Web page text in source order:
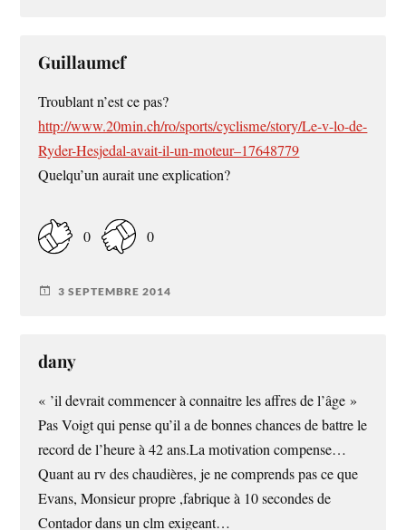
Guillaumef
Troublant n’est ce pas?
http://www.20min.ch/ro/sports/cyclisme/story/Le-v-lo-de-
Ryder-Hesjedal-avait-il-un-moteur–17648779
Quelqu’un aurait une explication?
0 0
3 SEPTEMBRE 2014
dany
« ’il devrait commencer à connaitre les affres de l’âge »
Pas Voigt qui pense qu’il a de bonnes chances de battre le
record de l’heure à 42 ans.La motivation compense…
Quant au rv des chaudières, je ne comprends pas ce que
Evans, Monsieur propre ,fabrique à 10 secondes de
Contador dans un clm exigeant…